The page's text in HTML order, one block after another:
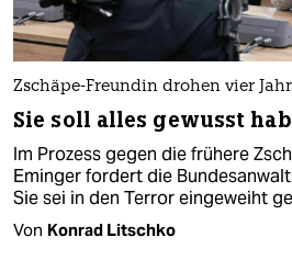
Zschäpe-Freundin drohen vier
Sie soll alles gewusst
Im Prozess gegen die frühere
Eminger fordert die
Sie sei in den Terror eingeweiht
Von Konrad Litschko